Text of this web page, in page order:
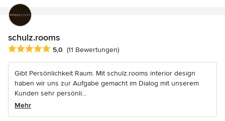
schulz.rooms
Durchschnittliche Bewertung: 5 von 5 Sternen
5,0 (11 Bewertungen)
Gibt Persönlichkeit Raum. Mit schulz.rooms interior design
haben wir uns zur Aufgabe gemacht im Dialog mit unserem
Kunden sehr persönli...
Mehr